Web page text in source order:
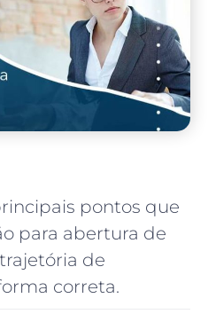
pontos que
para abertura de
de
correta.